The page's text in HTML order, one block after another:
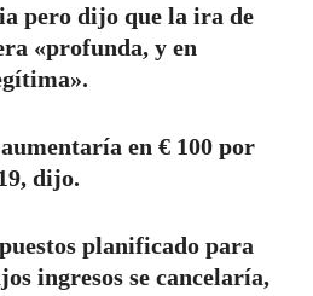
pero dijo que la ira de
«profunda, y en
en € 100 por
dijo.
planificado para
ingresos se cancelaría,